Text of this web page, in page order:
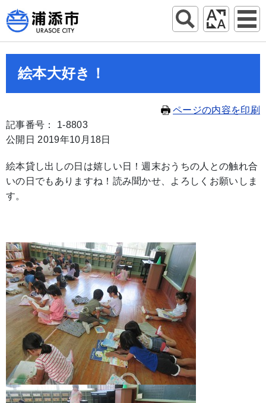
絵本大好き！
ページの内容を印刷
記事番号： 1-8803
公開日 2019年10月18日
絵本貸し出しの日は嬉しい日！週末おうちの人との触れ合
いの日でもありますね！読み聞かせ、よろしくお願いしま
す。